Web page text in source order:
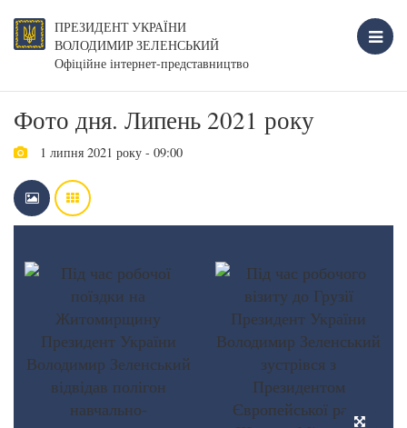
ПРЕЗИДЕНТ УКРАЇНИ
ВОЛОДИМИР ЗЕЛЕНСЬКИЙ
Офіційне інтернет-представництво
Фото дня. Липень 2021 року
1 липня 2021 року - 09:00